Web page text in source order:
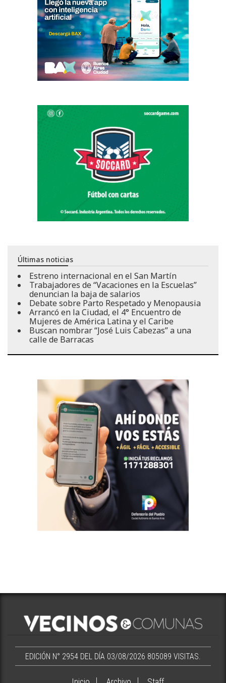
Últimas noticias
Estreno internacional en el San Martín
Trabajadores de “Vacaciones en la Escuelas”
denuncian la baja de salarios
Debate sobre Parto Respetado y Menopausia
Arrancó en la Ciudad, el 4° Encuentro de
Mujeres de América Latina y el Caribe
Buscan nombrar “José Luis Cabezas” a una
calle de Barracas
EDICIÓN N° 2954 DEL DÍA 03/08/2026 805089 VISITAS.